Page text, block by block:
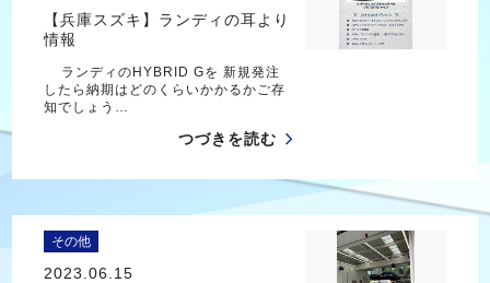
【兵庫スズキ】ランディの耳より
情報
ランディのHYBRID Gを 新規発注
したら納期はどのくらいかかるかご存
知でしょう…
つづきを読む
その他
2023.06.15